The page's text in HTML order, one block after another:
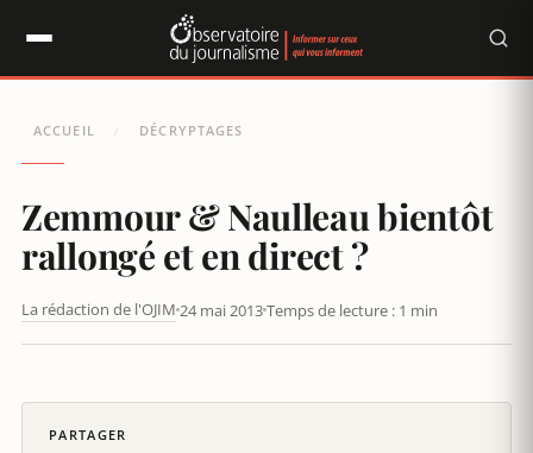
ACCUEIL / DÉCRYPTAGES
Zemmour & Naulleau bientôt
rallongé et en direct ?
La rédaction de l'OJIM 24 mai 2013Temps de lecture : 1 min
PARTAGER
Panneau de gestion des cookies